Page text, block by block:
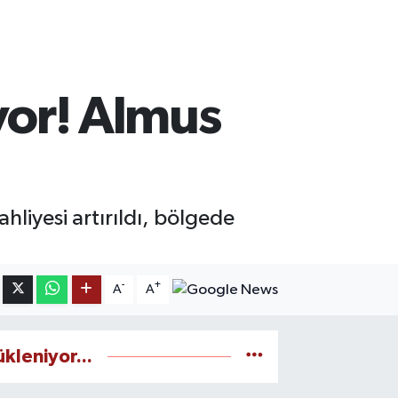
Almus
artırıldı, bölgede
A- A+